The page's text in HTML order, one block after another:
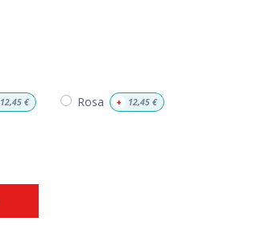
12,45€ Rosa + 12,45€